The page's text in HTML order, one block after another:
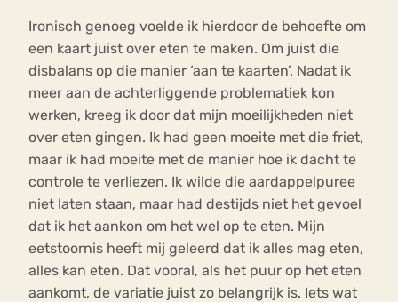
Ironisch genoeg voelde ik hierdoor de behoefte om
een kaart juist over eten te maken. Om juist die
disbalans op die manier ‘aan te kaarten’. Nadat ik
meer aan de achterliggende problematiek kon
werken, kreeg ik door dat mijn moeilijkheden niet
over eten gingen. Ik had geen moeite met die friet,
maar ik had moeite met de manier hoe ik dacht te
controle te verliezen. Ik wilde die aardappelpuree
niet laten staan, maar had destijds niet het gevoel
dat ik het aankon om het wel op te eten. Mijn
eetstoornis heeft mij geleerd dat ik alles mag eten,
alles kan eten. Dat vooral, als het puur op het eten
aankomt, de variatie juist zo belangrijk is. Iets wat